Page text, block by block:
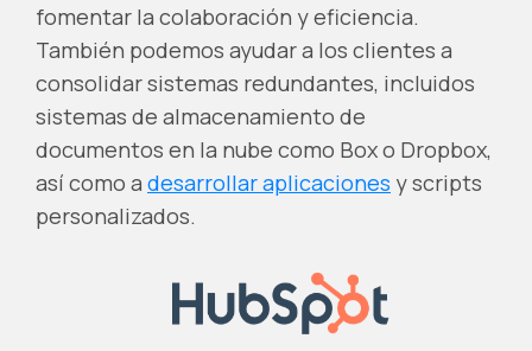
fomentar la colaboración y eficiencia.
También podemos ayudar a los clientes a
consolidar sistemas redundantes, incluidos
sistemas de almacenamiento de
documentos en la nube como Box o Dropbox,
así como a desarrollar aplicaciones y scripts
personalizados.